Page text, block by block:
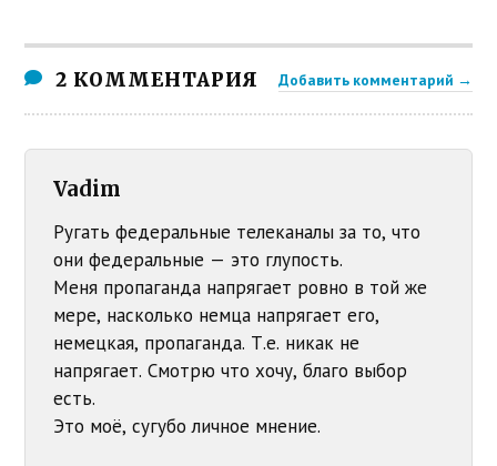
2 КОММЕНТАРИЯ Добавить комментарий →
Vadim
Ругать федеральные телеканалы за то, что
они федеральные — это глупость.
Меня пропаганда напрягает ровно в той же
мере, насколько немца напрягает его,
немецкая, пропаганда. Т.е. никак не
напрягает. Смотрю что хочу, благо выбор
есть.
Это моё, сугубо личное мнение.